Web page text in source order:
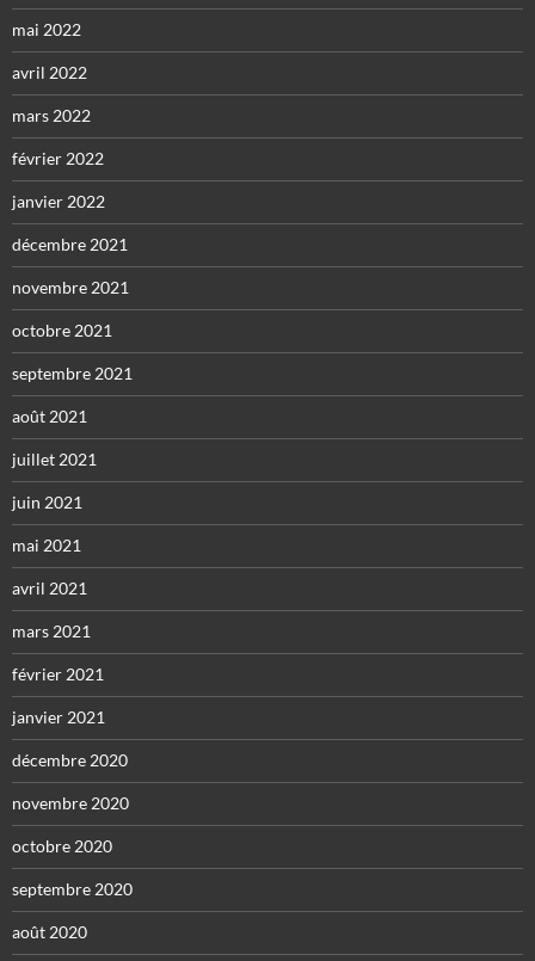
mai 2022
avril 2022
mars 2022
février 2022
janvier 2022
décembre 2021
novembre 2021
octobre 2021
septembre 2021
août 2021
juillet 2021
juin 2021
mai 2021
avril 2021
mars 2021
février 2021
janvier 2021
décembre 2020
novembre 2020
octobre 2020
septembre 2020
août 2020